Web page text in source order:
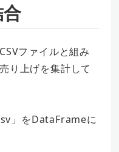
ファイルと組み
り上げを集計して
」をDataFrameに